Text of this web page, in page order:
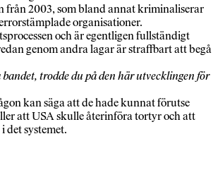
från 2003, som bland annat kriminaliserar
organisationer.
och är egentligen fullständigt
genom andra lagar är straffbart att begå
trodde du på den här utvecklingen för
kan säga att de hade kunnat förutse
att USA skulle återinföra tortyr och att
det systemet.